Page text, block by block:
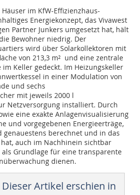
im KfW-Effizienzhaus-
Energiekonzept, das Vivawest
Partner Junkers umgesetzt hat, hält
Bewohner niedrig. Der
wird über Solarkollektoren mit
von 213,3 m² und eine zentrale
im Keller gedeckt. Im Heizungskeller
in einer Modulation von
und sechs
mit jeweils 2000 l
Netzversorgung installiert. Durch
eine exakte Anlagenvisualisierung
und vorgegebenen Energieerträge,
genauestens berechnet und in das
auch im Nachhinein sichtbar
Grundlage für eine transparente
dienen.
Dieser Artikel erschien in